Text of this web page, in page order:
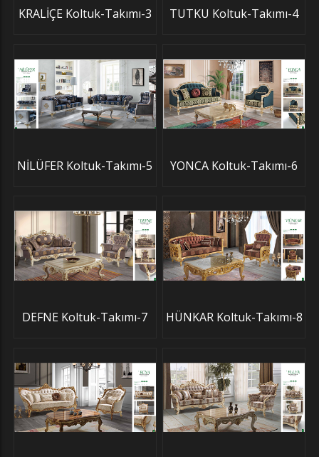
KRALİÇE Koltuk-Takımı-3 TUTKU Koltuk-Takımı-4
NİLÜFER Koltuk-Takımı-5 YONCA Koltuk-Takımı-6
DEFNE Koltuk-Takımı-7 HÜNKAR Koltuk-Takımı-8